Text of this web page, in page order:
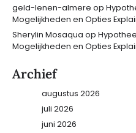
geld-lenen-almere op
Mogelijkheden en Opties
Sherylin Mosaqua op
Mogelijkheden en Opties
Archief
augustus 2026
juli 2026
juni 2026